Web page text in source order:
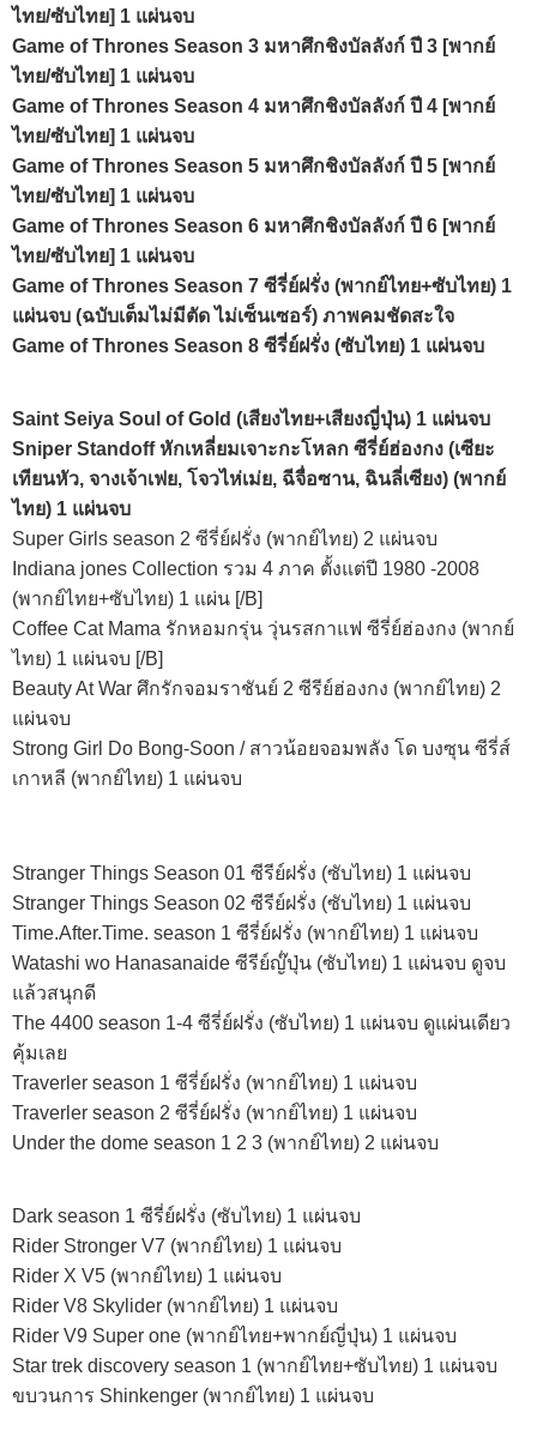
ไทย/ซับไทย] 1 แผ่นจบ
Game of Thrones Season 3 มหาศึกชิงบัลลังก์ ปี 3 [พากย์
ไทย/ซับไทย] 1 แผ่นจบ
Game of Thrones Season 4 มหาศึกชิงบัลลังก์ ปี 4 [พากย์
ไทย/ซับไทย] 1 แผ่นจบ
Game of Thrones Season 5 มหาศึกชิงบัลลังก์ ปี 5 [พากย์
ไทย/ซับไทย] 1 แผ่นจบ
Game of Thrones Season 6 มหาศึกชิงบัลลังก์ ปี 6 [พากย์
ไทย/ซับไทย] 1 แผ่นจบ
Game of Thrones Season 7 ซีรี่ย์ฝรั่ง (พากย์ไทย+ซับไทย) 1
แผ่นจบ (ฉบับเต็มไม่มีตัด ไม่เซ็นเซอร์) ภาพคมชัดสะใจ
Game of Thrones Season 8 ซีรี่ย์ฝรั่ง (ซับไทย) 1 แผ่นจบ
Saint Seiya Soul of Gold (เสียงไทย+เสียงญี่ปุ่น) 1 แผ่นจบ
Sniper Standoff หักเหลี่ยมเจาะกะโหลก ซีรี่ย์ฮ่องกง (เซียะ
เทียนหัว, จางเจ้าเฟย, โจวไห่เม่ย, ฉีจื่อซาน, ฉินลี่เซียง) (พากย์
ไทย) 1 แผ่นจบ
Super Girls season 2 ซีรี่ย์ฝรั่ง (พากย์ไทย) 2 แผ่นจบ
Indiana jones Collection รวม 4 ภาค ตั้งแต่ปี 1980 -2008
(พากย์ไทย+ซับไทย) 1 แผ่น [/B]
Coffee Cat Mama รักหอมกรุ่น วุ่นรสกาแฟ ซีรี่ย์ฮ่องกง (พากย์
ไทย) 1 แผ่นจบ [/B]
Beauty At War ศึกรักจอมราชันย์ 2 ซีรีย์ฮ่องกง (พากย์ไทย) 2
แผ่นจบ
Strong Girl Do Bong-Soon / สาวน้อยจอมพลัง โด บงซุน ซีรี่ส์
เกาหลี (พากย์ไทย) 1 แผ่นจบ
Stranger Things Season 01 ซีรีย์ฝรั่ง (ซับไทย) 1 แผ่นจบ
Stranger Things Season 02 ซีรีย์ฝรั่ง (ซับไทย) 1 แผ่นจบ
Time.After.Time. season 1 ซีรี่ย์ฝรั่ง (พากย์ไทย) 1 แผ่นจบ
Watashi wo Hanasanaide ซีรีย์ญ๊่ปุ่น (ซับไทย) 1 แผ่นจบ ดูจบ
แล้วสนุกดี
The 4400 season 1-4 ซีรี่ย์ฝรั่ง (ซับไทย) 1 แผ่นจบ ดูแผ่นเดียว
คุ้มเลย
Traverler season 1 ซีรี่ย์ฝรั่ง (พากย์ไทย) 1 แผ่นจบ
Traverler season 2 ซีรี่ย์ฝรั่ง (พากย์ไทย) 1 แผ่นจบ
Under the dome season 1 2 3 (พากย์ไทย) 2 แผ่นจบ
Dark season 1 ซีรี่ย์ฝรั่ง (ซับไทย) 1 แผ่นจบ
Rider Stronger V7 (พากย์ไทย) 1 แผ่นจบ
Rider X V5 (พากย์ไทย) 1 แผ่นจบ
Rider V8 Skylider (พากย์ไทย) 1 แผ่นจบ
Rider V9 Super one (พากย์ไทย+พากย์ญี่ปุ่น) 1 แผ่นจบ
Star trek discovery season 1 (พากย์ไทย+ซับไทย) 1 แผ่นจบ
ขบวนการ Shinkenger (พากย์ไทย) 1 แผ่นจบ